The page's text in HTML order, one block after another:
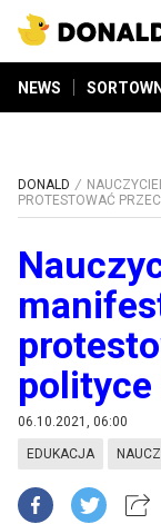
NEWS
DONALD
PROTESTOWAĆ
polityce
06.10.2021, 06:00
EDUKACJA